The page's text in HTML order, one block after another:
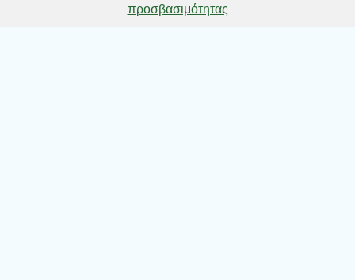
προσβασιμότητας